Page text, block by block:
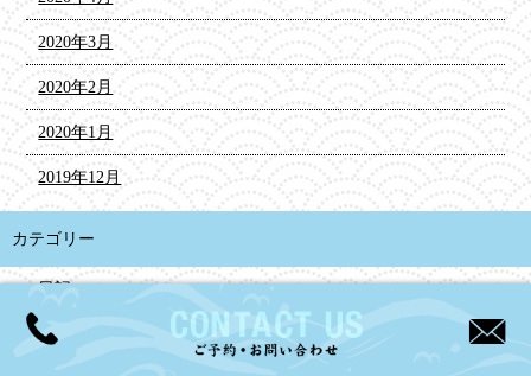
2020年3月
2020年2月
2020年1月
2019年12月
カテゴリー
日記
投稿日カレンダー